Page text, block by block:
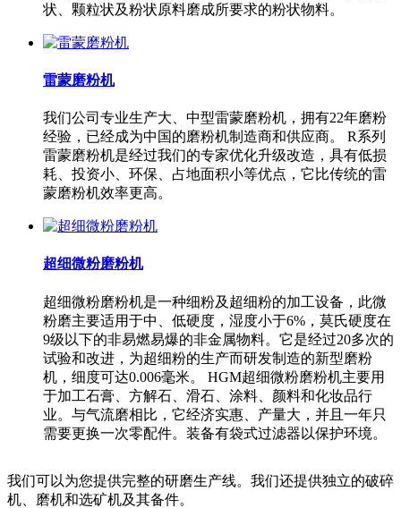
状、颗粒状及粉状原料磨成所要求的粉状物料。
雷蒙磨粉机
我们公司专业生产大、中型雷蒙磨粉机，拥有22年磨粉
经验，已经成为中国的磨粉机制造商和供应商。 R系列
雷蒙磨粉机是经过我们的专家优化升级改造，具有低损
耗、投资小、环保、占地面积小等优点，它比传统的雷
蒙磨粉机效率更高。
超细微粉磨粉机
超细微粉磨粉机是一种细粉及超细粉的加工设备，此微
粉磨主要适用于中、低硬度，湿度小于6%，莫氏硬度在
9级以下的非易燃易爆的非金属物料。它是经过20多次的
试验和改进，为超细粉的生产而研发制造的新型磨粉
机，细度可达0.006毫米。 HGM超细微粉磨粉机主要用
于加工石膏、方解石、滑石、涂料、颜料和化妆品行
业。与气流磨相比，它经济实惠、产量大，并且一年只
需要更换一次零配件。装备有袋式过滤器以保护环境。
我们可以为您提供完整的研磨生产线。我们还提供独立的破碎
机、磨机和选矿机及其备件。